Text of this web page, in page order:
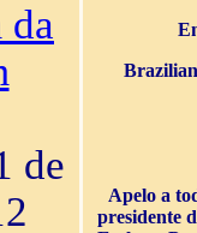
da
de
Apelo a
presidente